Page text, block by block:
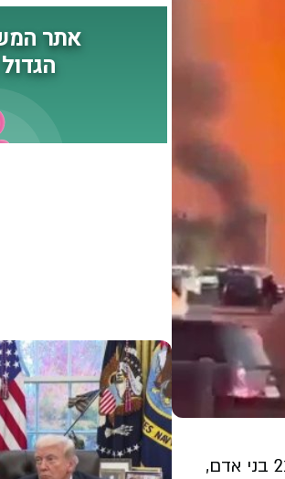
נגד כוחותינו ונגד
פיצוץ עז בתחנת דלק בשכונת פרנסטינו שבמזרח רומא הוביל לפציעתם של לפחות 21 בני אדם,